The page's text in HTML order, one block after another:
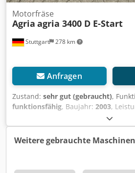
Stuttgart 278 km
Motorfräse
Agria agria 3400 D E-Start
Anfragen
Zustand: sehr gut (gebraucht),
funktionsfähig, Baujahr: 2003,
, Getriebetyp:
Differential Einachser / Geräteträger
L100AE Dieselmotor - 4V+4R Gang
höhen- und seitenverstellbar -
Kaufpreis enthaltenes Zubehör: - R2
"neu" Dieser Agria 3400 Einachser
Weitere gebrauchte